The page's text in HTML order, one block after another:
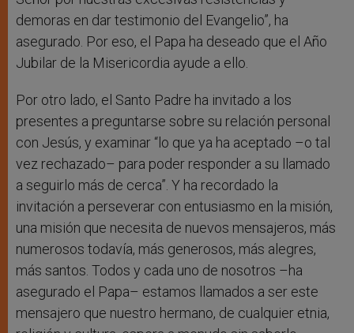
demoras en dar testimonio del Evangelio”, ha
asegurado. Por eso, el Papa ha deseado que el Año
Jubilar de la Misericordia ayude a ello.
Por otro lado, el Santo Padre ha invitado a los
presentes a preguntarse sobre su relación personal
con Jesús, y examinar “lo que ya ha aceptado –o tal
vez rechazado– para poder responder a su llamado
a seguirlo más de cerca”. Y ha recordado la
invitación a perseverar con entusiasmo en la misión,
una misión que necesita de nuevos mensajeros, más
numerosos todavía, más generosos, más alegres,
más santos. Todos y cada uno de nosotros –ha
asegurado el Papa– estamos llamados a ser este
mensajero que nuestro hermano, de cualquier etnia,